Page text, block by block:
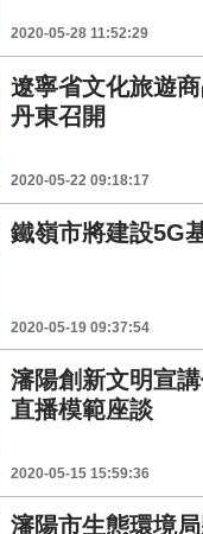
2020-05-28 11:52:29
遼寧省文化旅遊
丹東召開
2020-05-22 09:18:17
鐵嶺市將建設5G
2020-05-19 09:37:54
瀋陽創新文明宣
直播模範座談
2020-05-15 15:59:36
瀋陽市生態環境